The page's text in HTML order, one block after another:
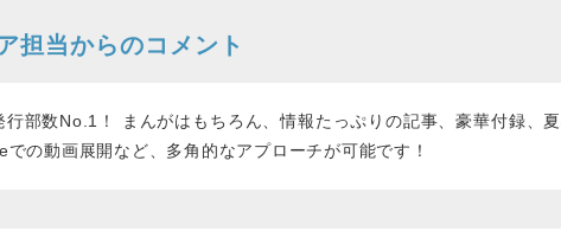
担当からのコメント
行部数No.1！ まんがはもちろん、情報たっぷりの記事、豪華付録、
での動画展開など、多角的なアプローチが可能です！